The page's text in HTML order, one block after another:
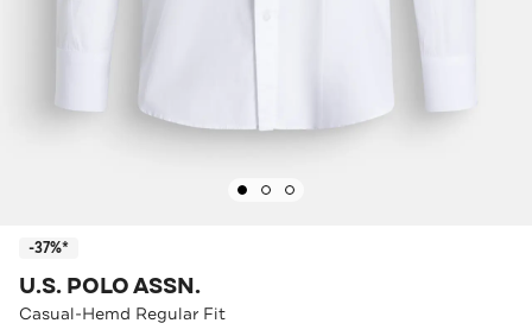
-37%*
U.S. POLO ASSN.
Casual-Hemd Regular Fit